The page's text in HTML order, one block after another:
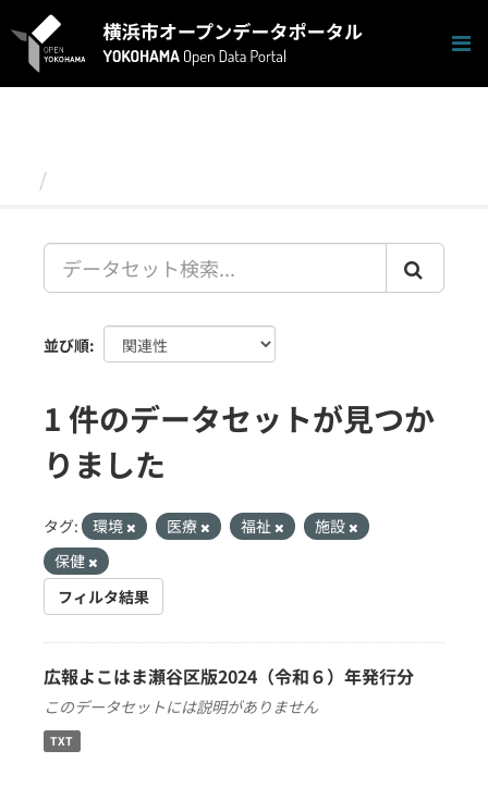
キ
並び順
1 件のデータセットが見つか
りました
タグ: 環境 医療 福祉
施設
保健
フィルタ結果
広報よこはま瀬谷区版2024（令和６）年発行分
このデータセットには説明がありません
TXT